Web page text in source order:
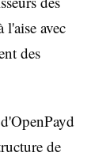
avec
des
de